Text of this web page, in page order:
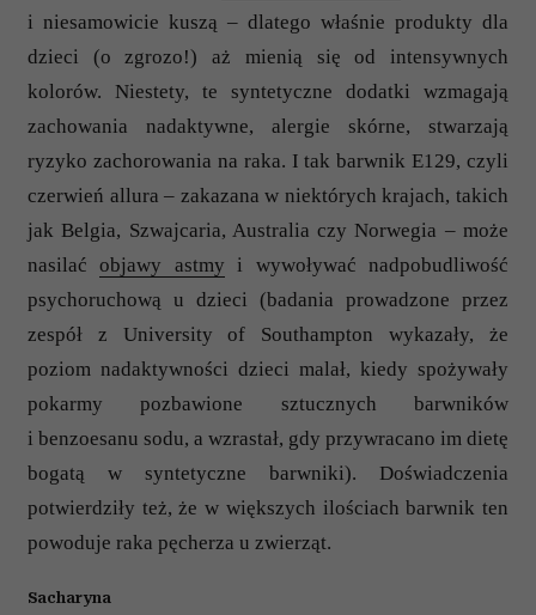
i niesamowicie kuszą – dlatego właśnie produkty dla
dzieci (o zgrozo!) aż mienią się od intensywnych
kolorów. Niestety, te syntetyczne dodatki wzmagają
zachowania nadaktywne, alergie skórne, stwarzają
ryzyko zachorowania na raka. I tak barwnik E129, czyli
czerwień allura – zakazana w niektórych krajach, takich
jak Belgia, Szwajcaria, Australia czy Norwegia – może
nasilaćobjawy astmy i wywoływać nadpobudliwość
psychoruchową u dzieci (badania prowadzone przez
zespół z University of Southampton wykazały, że
poziom nadaktywności dzieci malał, kiedy spożywały
pokarmy pozbawione sztucznych barwników
i benzoesanu sodu, a wzrastał, gdy przywracano im dietę
bogatą w syntetyczne barwniki). Doświadczenia
potwierdziły też, że w większych ilościach barwnik ten
powoduje raka pęcherza u zwierząt.
Sacharyna